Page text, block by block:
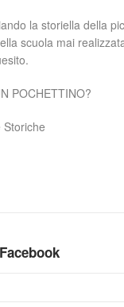
la storiella della
scuola mai
POCHETTINO?
Storiche